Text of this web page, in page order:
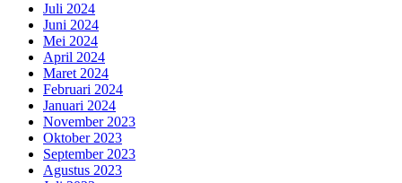
Juli 2024
Juni 2024
Mei 2024
April 2024
Maret 2024
Februari 2024
Januari 2024
November 2023
Oktober 2023
September 2023
Agustus 2023